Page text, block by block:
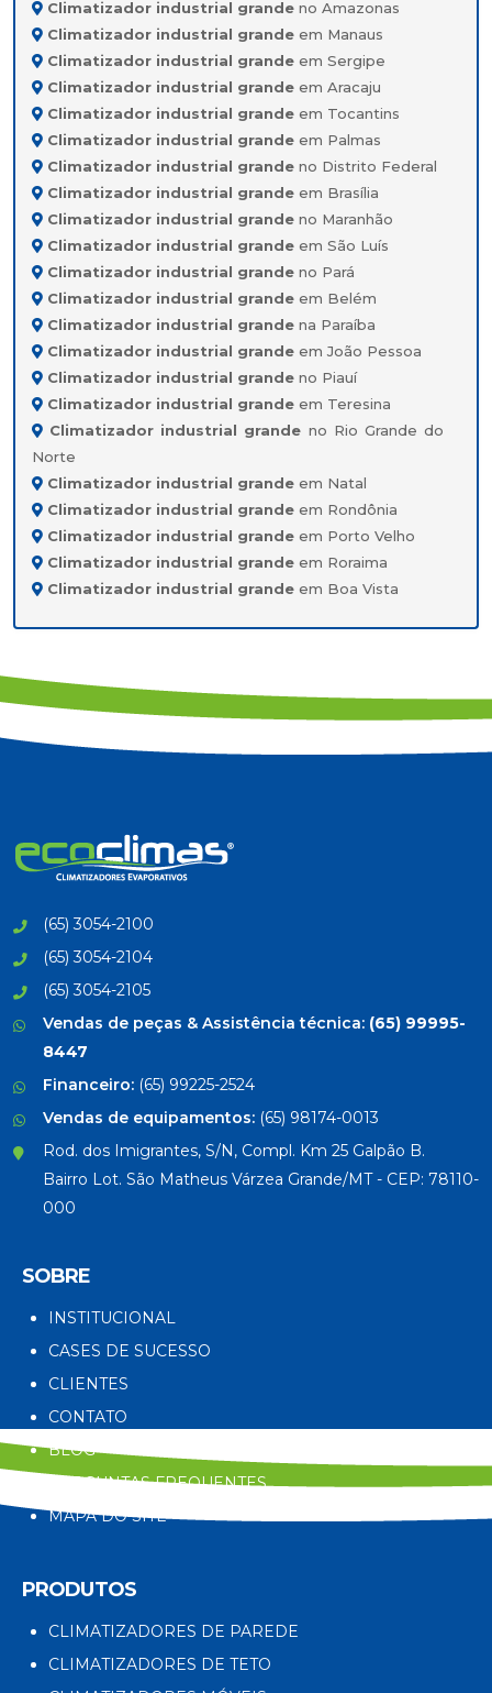
Climatizador industrial grande no Amazonas
Climatizador industrial grande em Manaus
Climatizador industrial grande em Sergipe
Climatizador industrial grande em Aracaju
Climatizador industrial grande em Tocantins
Climatizador industrial grande em Palmas
Climatizador industrial grande no Distrito Federal
Climatizador industrial grande em Brasília
Climatizador industrial grande no Maranhão
Climatizador industrial grande em São Luís
Climatizador industrial grande no Pará
Climatizador industrial grande em Belém
Climatizador industrial grande na Paraíba
Climatizador industrial grande em João Pessoa
Climatizador industrial grande no Piauí
Climatizador industrial grande em Teresina
Climatizador industrial grande no Rio Grande do
Norte
Climatizador industrial grande em Natal
Climatizador industrial grande em Rondônia
Climatizador industrial grande em Porto Velho
Climatizador industrial grande em Roraima
Climatizador industrial grande em Boa Vista
(65) 3054-2100
(65) 3054-2104
(65) 3054-2105
Vendas de peças & Assistência técnica: (65) 99995-
8447
Financeiro: (65) 99225-2524
Vendas de equipamentos: (65) 98174-0013
Rod. dos Imigrantes, S/N, Compl. Km 25 Galpão B.
Bairro Lot. São Matheus Várzea Grande/MT - CEP: 78110-
000
SOBRE
INSTITUCIONAL
CASES DE SUCESSO
CLIENTES
CONTATO
BLOG
PERGUNTAS FREQUENTES
MAPA DO SITE
PRODUTOS
CLIMATIZADORES DE PAREDE
CLIMATIZADORES DE TETO